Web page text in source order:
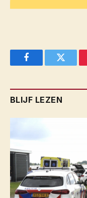
FacebookTwitter
BLIJF LEZEN